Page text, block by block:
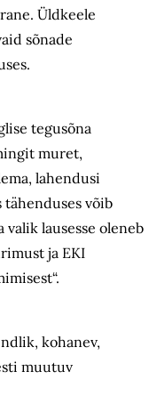
Üldkeele
sõnade
tegusõna
muret,
lahendusi
tähenduses võib
lausesse oleneb
ja EKI
kohanev,
muutuv